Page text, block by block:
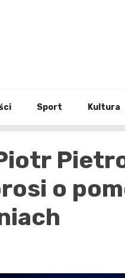
Sport Kultura
o